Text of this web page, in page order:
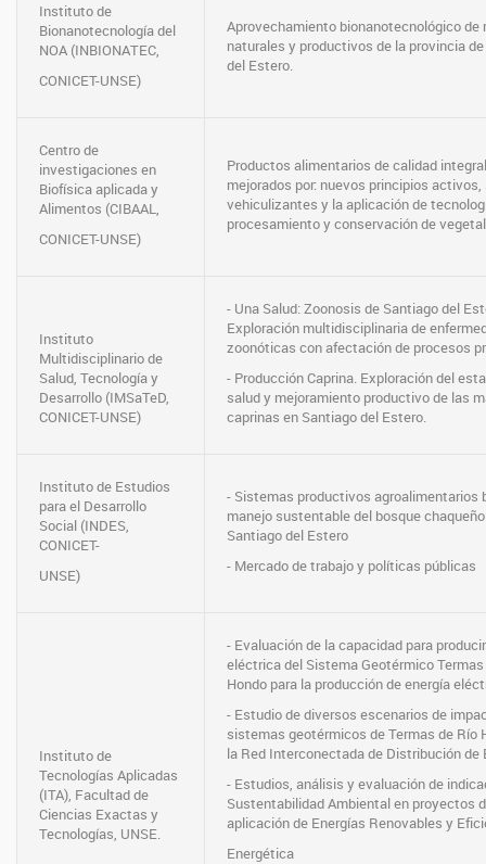
Instituto de
Bionanotecnología del
NOA (INBIONATEC,
CONICET-UNSE)
Aprovechamiento bionanotecnológico de
naturales y productivos de la provincia
del Estero.
Centro de
investigaciones en
Biofísica aplicada y
Alimentos (CIBAAL,
CONICET-UNSE)
Productos alimentarios de calidad integral
mejorados por: nuevos principios
vehiculizantes y la aplicación de
procesamiento y conservación de
Instituto
Multidisciplinario de
Salud, Tecnología y
Desarrollo (IMSaTeD,
CONICET-UNSE)
- Una Salud: Zoonosis de Santiago del
Exploración multidisciplinaria de
zoonóticas con afectación de procesos
- Producción Caprina. Exploración del
salud y mejoramiento productivo de las
caprinas en Santiago del Estero.
Instituto de Estudios
para el Desarrollo
Social (INDES,
CONICET-
UNSE)
- Sistemas productivos agroalimentarios
manejo sustentable del bosque
Santiago del Estero
- Mercado de trabajo y políticas públicas
Instituto de
Tecnologías Aplicadas
(ITA), Facultad de
Ciencias Exactas y
Tecnologías, UNSE.
- Evaluación de la capacidad para
eléctrica del Sistema Geotérmico Termas
Hondo para la producción de energía
- Estudio de diversos escenarios de
sistemas geotérmicos de Termas de Río
la Red Interconectada de Distribución de
- Estudios, análisis y evaluación de
Sustentabilidad Ambiental en proyectos
aplicación de Energías Renovables y
Energética